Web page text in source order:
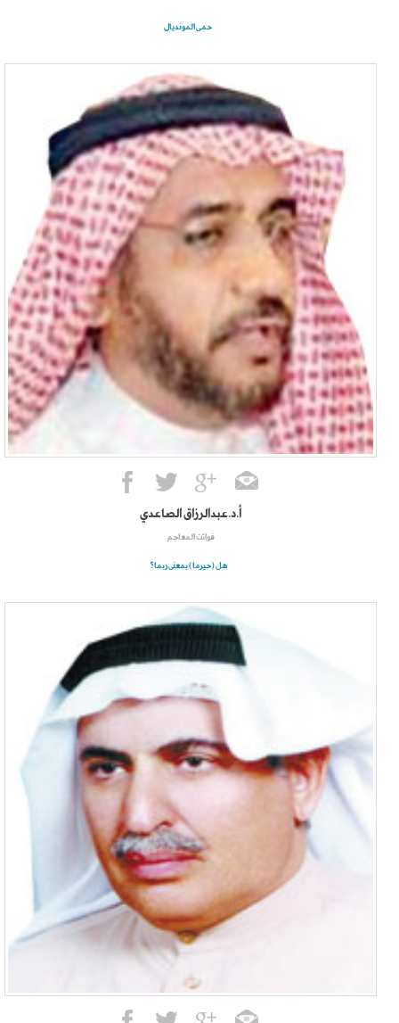
حمى المونديال
أ.د.عبدالرزاق الصاعدي
فوائت المعاجم
هل (حيرما) بمعنى ربما؟